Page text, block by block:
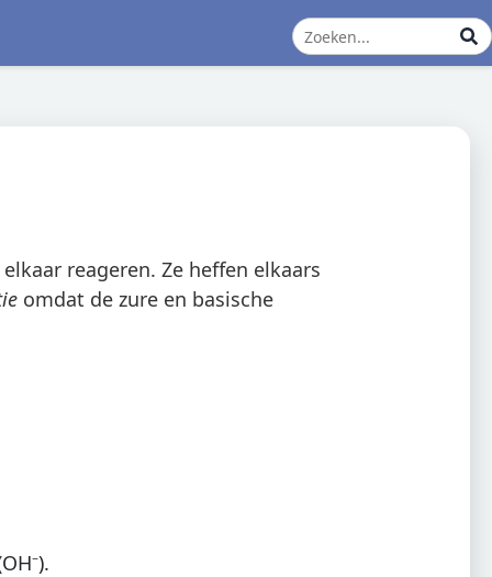
reageren. Ze heffen elkaars
omdat de zure en basische